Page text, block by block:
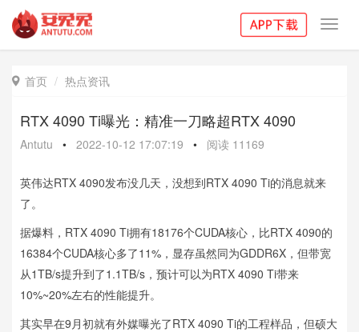
 首页 热点资讯
RTX 4090 Ti曝光：精准一刀略超RTX 4090
Antutu • 2022-10-12 17:07:19 • 阅读 11169
英伟达RTX 4090发布没几天，没想到RTX 4090 Ti的消息就来
了。
据爆料，RTX 4090 Ti拥有18176个CUDA核心，比RTX 4090的
16384个CUDA核心多了11%，显存虽然同为GDDR6X，但带宽
从1TB/s提升到了1.1TB/s，预计可以为RTX 4090 Ti带来
10%~20%左右的性能提升。
其实早在9月初就有外媒曝光了RTX 4090 Ti的工程样品，但硕大